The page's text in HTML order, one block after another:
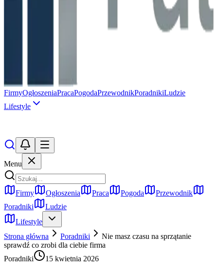
FirmyOgłoszeniaPracaPogodaPrzewodnikPoradnikiLudzie
Lifestyle
Menu
Firmy Ogłoszenia Praca Pogoda
Przewodnik
Poradniki
Ludzie
Lifestyle
Strona główna
Poradniki
Nie masz czasu na sprzątanie
sprawdź co zrobi dla ciebie firma
Poradniki
15 kwietnia 2026